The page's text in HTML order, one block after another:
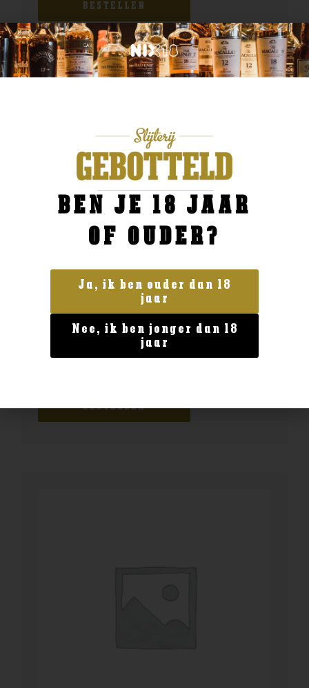
BESTELLEN
Australië
Scapegrace Anthem
BESTELLEN
BEN JE 18 JAAR
OF OUDER?
Ja, ik ben ouder dan 18
jaar
Nee, ik ben jonger dan 18
jaar